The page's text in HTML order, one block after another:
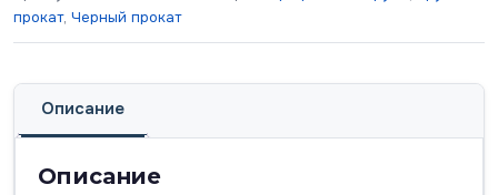
прокат, Черный прокат
Описание
Описание